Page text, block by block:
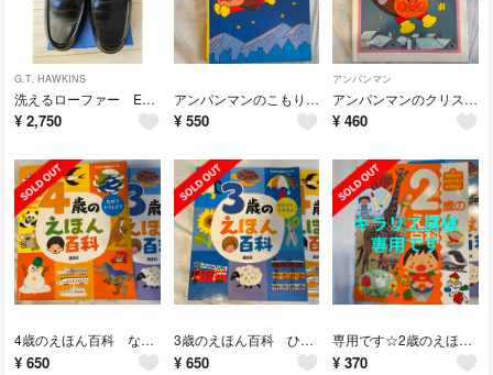
G.T. HAWKINS
洗えるローファー ENTRY G.T.HAWKINS 27cm EEE
¥ 2,750
アンパンマンのこもりふた おやふみまえのおはなし
¥ 550
アンパンマン
アンパンマンのクリスマス
¥ 460
4歳のえほん百科 なぜ？どうして？ 講談社
¥ 650
3歳のえほん百科 ひとりでできるよ！ 講談社
¥ 650
専用です☆2歳のえほん百科 講談社 知育絵本
¥ 370